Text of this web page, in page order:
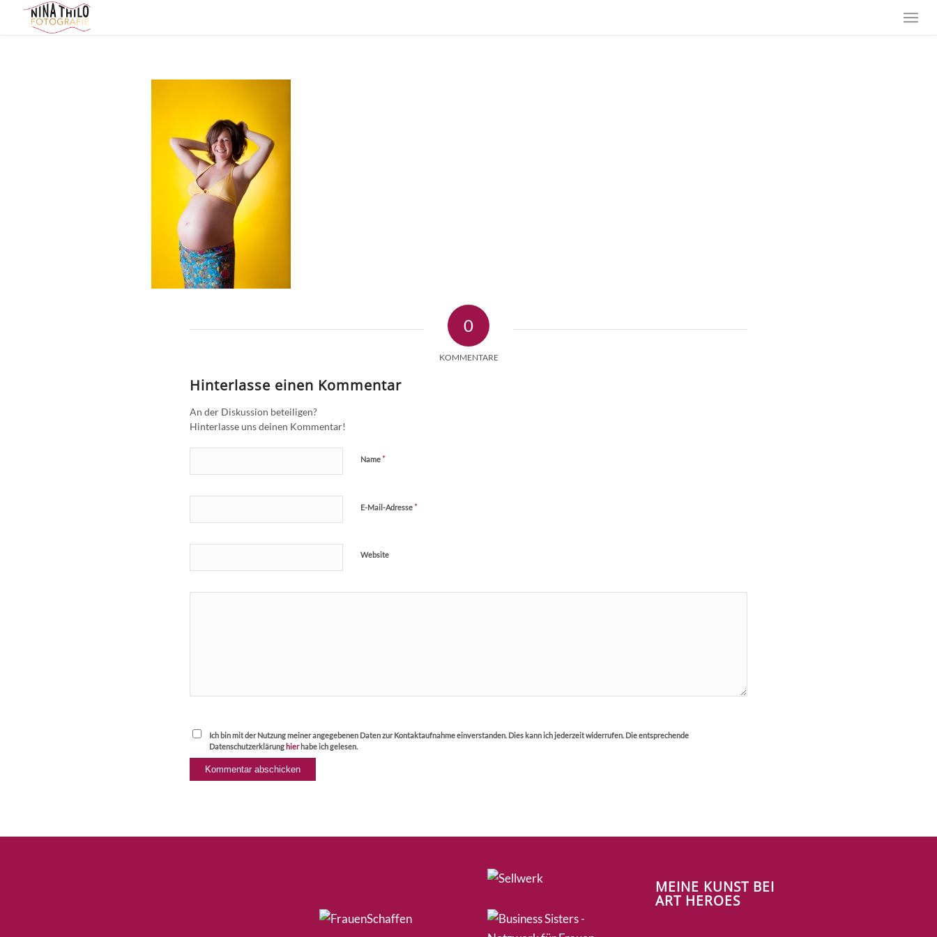
0
KOMMENTARE
Hinterlasse einen Kommentar
An der Diskussion beteiligen?
Hinterlasse uns deinen Kommentar!
Name*
E-Mail-Adresse*
Website
Ich bin mit der Nutzung meiner angegebenen Daten zur Kontaktaufnahme einverstanden. Dies kann ich jederzeit widerrufen. Die entsprechende
Datenschutzerklärunghierhabe ich gelesen.
MEINE KUNST BEI
ART HEROES